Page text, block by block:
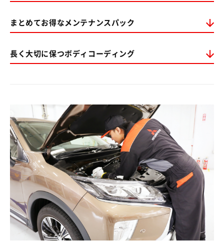
まとめてお得なメンテナンスパック
長く大切に保つボディコーディング